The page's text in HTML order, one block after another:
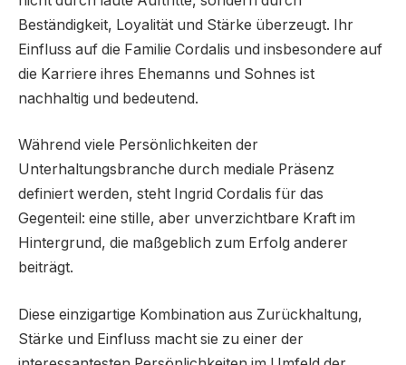
Beständigkeit, Loyalität und Stärke überzeugt. Ihr
Einfluss auf die Familie Cordalis und insbesondere auf
die Karriere ihres Ehemanns und Sohnes ist
nachhaltig und bedeutend.
Während viele Persönlichkeiten der
Unterhaltungsbranche durch mediale Präsenz
definiert werden, steht Ingrid Cordalis für das
Gegenteil: eine stille, aber unverzichtbare Kraft im
Hintergrund, die maßgeblich zum Erfolg anderer
beiträgt.
Diese einzigartige Kombination aus Zurückhaltung,
Stärke und Einfluss macht sie zu einer der